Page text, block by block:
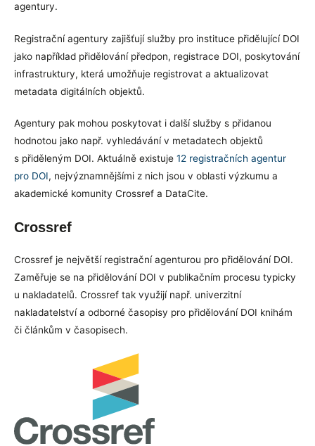
agentury.
Registrační agentury zajišťují služby pro instituce přidělující DOI
jako například přidělování předpon, registrace DOI, poskytování
infrastruktury, která umožňuje registrovat a aktualizovat
metadata digitálních objektů.
Agentury pak mohou poskytovat i další služby s přidanou
hodnotou jako např. vyhledávání v metadatech objektů
s přiděleným DOI. Aktuálně existuje 12 registračních agentur
pro DOI, nejvýznamnějšími z nich jsou v oblasti výzkumu a
akademické komunity Crossref a DataCite.
Crossref
Crossref je největší registrační agenturou pro přidělování DOI.
Zaměřuje se na přidělování DOI v publikačním procesu typicky
u nakladatelů. Crossref tak využijí např. univerzitní
nakladatelství a odborné časopisy pro přidělování DOI knihám
či článkům v časopisech.